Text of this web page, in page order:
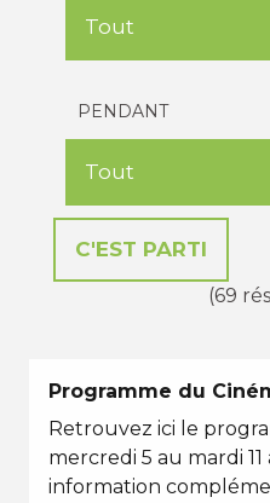
PENDANT
(69
Programme du
Retrouvez ici le
mercredi 5 au mardi
information